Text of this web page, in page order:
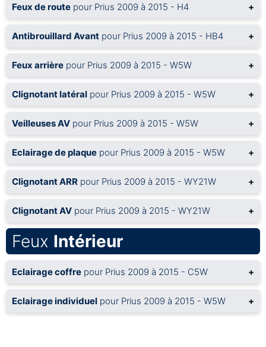
Feux de route pour Prius 2009 à 2015 - H4 +
Antibrouillard Avant pour Prius 2009 à 2015 - HB4 +
Feux arrière pour Prius 2009 à 2015 - W5W +
Clignotant latéral pour Prius 2009 à 2015 - W5W +
Veilleuses AV pour Prius 2009 à 2015 - W5W +
Eclairage de plaque pour Prius 2009 à 2015 - W5W +
Clignotant ARR pour Prius 2009 à 2015 - WY21W +
Clignotant AV pour Prius 2009 à 2015 - WY21W +
Feux Intérieur
Eclairage coffre pour Prius 2009 à 2015 - C5W +
Eclairage individuel pour Prius 2009 à 2015 - W5W +